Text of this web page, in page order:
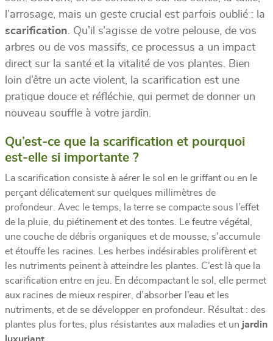
l’arrosage, mais un geste crucial est parfois oublié : la
scarification. Qu’il s’agisse de votre pelouse, de vos
arbres ou de vos massifs, ce processus a un impact
direct sur la santé et la vitalité de vos plantes. Bien
loin d’être un acte violent, la scarification est une
pratique douce et réfléchie, qui permet de donner un
nouveau souffle à votre jardin.
Qu’est-ce que la scarification et pourquoi
est-elle si importante ?
La scarification consiste à aérer le sol en le griffant ou en le
perçant délicatement sur quelques millimètres de
profondeur. Avec le temps, la terre se compacte sous l’effet
de la pluie, du piétinement et des tontes. Le feutre végétal,
une couche de débris organiques et de mousse, s’accumule
et étouffe les racines. Les herbes indésirables prolifèrent et
les nutriments peinent à atteindre les plantes. C’est là que la
scarification entre en jeu. En décompactant le sol, elle permet
aux racines de mieux respirer, d’absorber l’eau et les
nutriments, et de se développer en profondeur. Résultat : des
plantes plus fortes, plus résistantes aux maladies et un jardin